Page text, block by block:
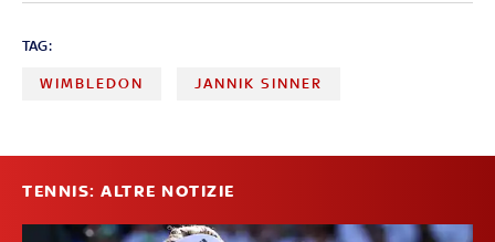
TAG:
WIMBLEDON JANNIK SINNER
TENNIS: ALTRE NOTIZIE